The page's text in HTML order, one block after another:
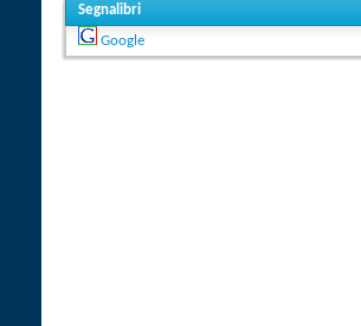
Segnalibri
Google